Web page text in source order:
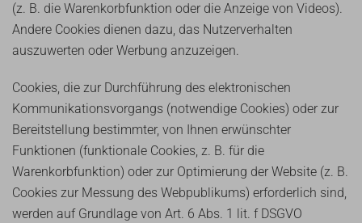
(z. B. die Warenkorbfunktion oder die Anzeige von Videos).
Andere Cookies dienen dazu, das Nutzerverhalten
auszuwerten oder Werbung anzuzeigen.
Cookies, die zur Durchführung des elektronischen
Kommunikationsvorgangs (notwendige Cookies) oder zur
Bereitstellung bestimmter, von Ihnen erwünschter
Funktionen (funktionale Cookies, z. B. für die
Warenkorbfunktion) oder zur Optimierung der Website (z. B.
Cookies zur Messung des Webpublikums) erforderlich sind,
werden auf Grundlage von Art. 6 Abs. 1 lit. f DSGVO